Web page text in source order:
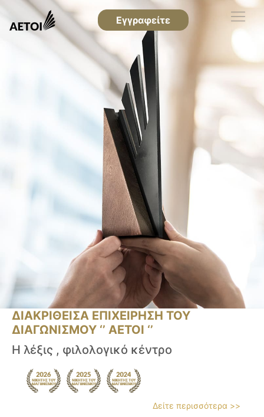
Εγγραφείτε
ΔΙΑΚΡΙΘΕΙΣΑ ΕΠΙΧΕΙΡΗΣΗ ΤΟΥ
ΔΙΑΓΩΝΙΣΜΟΥ ‘’ ΑΕΤΟΙ ‘’
Η λέξις , φιλολογικό κέντρο
Δείτε περισσότερα >>